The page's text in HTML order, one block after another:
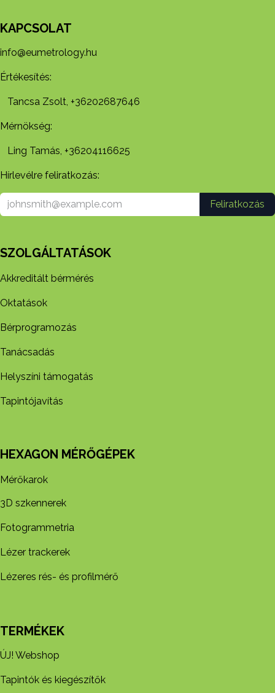
KAPCSOLAT
info@eumetrology.hu
Értékesítés:
Tancsa Zsolt, +36202687646
Mérnökség:
Ling Tamás, +36204116625
Hírlevélre feliratkozás:
Feliratkozás
SZOLGÁLTATÁSOK
Akkreditált bérmérés
Oktatások
Bérprogramozás
Tanácsadás
Helyszíni támogatás
Tapintójavítás
HEXAGON MÉRŐGÉPEK
Mérőkarok
3D szkennerek
Fotogrammetria
Lézer trackerek
Lézeres rés- és profilmérő
TERMÉKEK
ÚJ! Webshop
Tapintók és kiegészítők